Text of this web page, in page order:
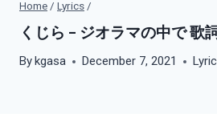
Home / Lyrics /
くじら – ジオラマの中で 歌
Bykgasa December 7, 2021